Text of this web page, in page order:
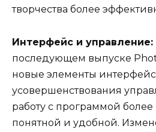
творчества более
Интерфейс и управление:
последующем выпуске
новые элементы
усовершенствования
работу с программой
понятной и удобной.